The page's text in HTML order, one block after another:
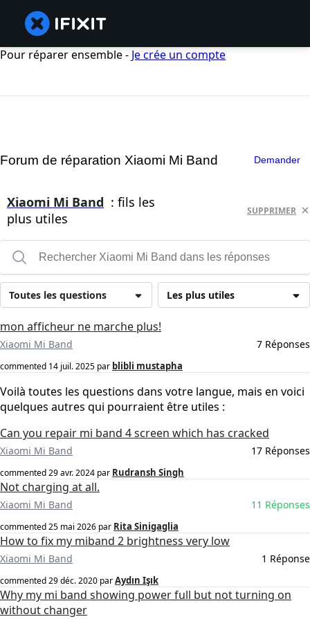
Pour réparer ensemble - Je crée un compte
Forum de réparation Xiaomi Mi Band Demander
Xiaomi Mi Band : fils les
plus utiles
SUPPRIMER
Les plus utiles
Toutes les questions
mon afficheur ne marche plus!
Xiaomi Mi Band 7 Réponses
commented 14 juil. 2025 par blibli mustapha
Voilà toutes les questions dans votre langue, mais en voici
quelques autres qui pourraient être utiles :
Can you repair mi band 4 screen which has cracked
Xiaomi Mi Band 17 Réponses
commented29 avr. 2024 par Rudransh Singh
Not charging at all.
Xiaomi Mi Band 11 Réponses
commented25 mai 2026 par Rita Sinigaglia
How to fix my miband 2 brightness very low
Xiaomi Mi Band 1 Réponse
commented29 déc. 2020 parAydın Işık
Why my mi band showing power full but not turning on
without changer